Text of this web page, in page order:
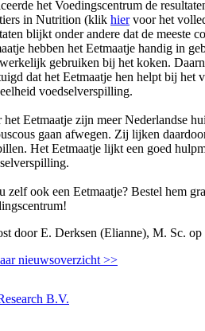
het Voedingscentrum de
in Nutrition (klik hiervoor het
blijkt onder andere dat de meeste
hebben het Eetmaatje handig in
gebruiken bij het koken.
dat het Eetmaatje hen helpt bij het
voedselverspilling.
het Eetmaatje zijn meer Nederlandse
gaan afwegen. Zij lijken
Het Eetmaatje lijkt een goed
zelf ook een Eetmaatje? Bestel hem
door E. Derksen (Elianne), M. Sc.
nieuwsoverzicht >>
B.V.